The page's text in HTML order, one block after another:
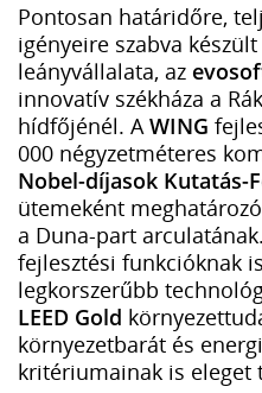
Pontosan határidőre,
igényeire szabva készült
leányvállalata, az
innovatív székháza a
hídfőjénél. AWING
000 négyzetméteres
Nobel-díjasok Kutatás-
ütemeként
a Duna-part
fejlesztési funkcióknak
legkorszerűbb
LEED Gold
környezetbarát és
kritériumainak is eleget